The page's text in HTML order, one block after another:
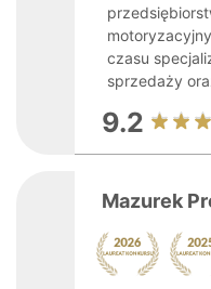
czasu
sprzedaży
9.2
Mazurek